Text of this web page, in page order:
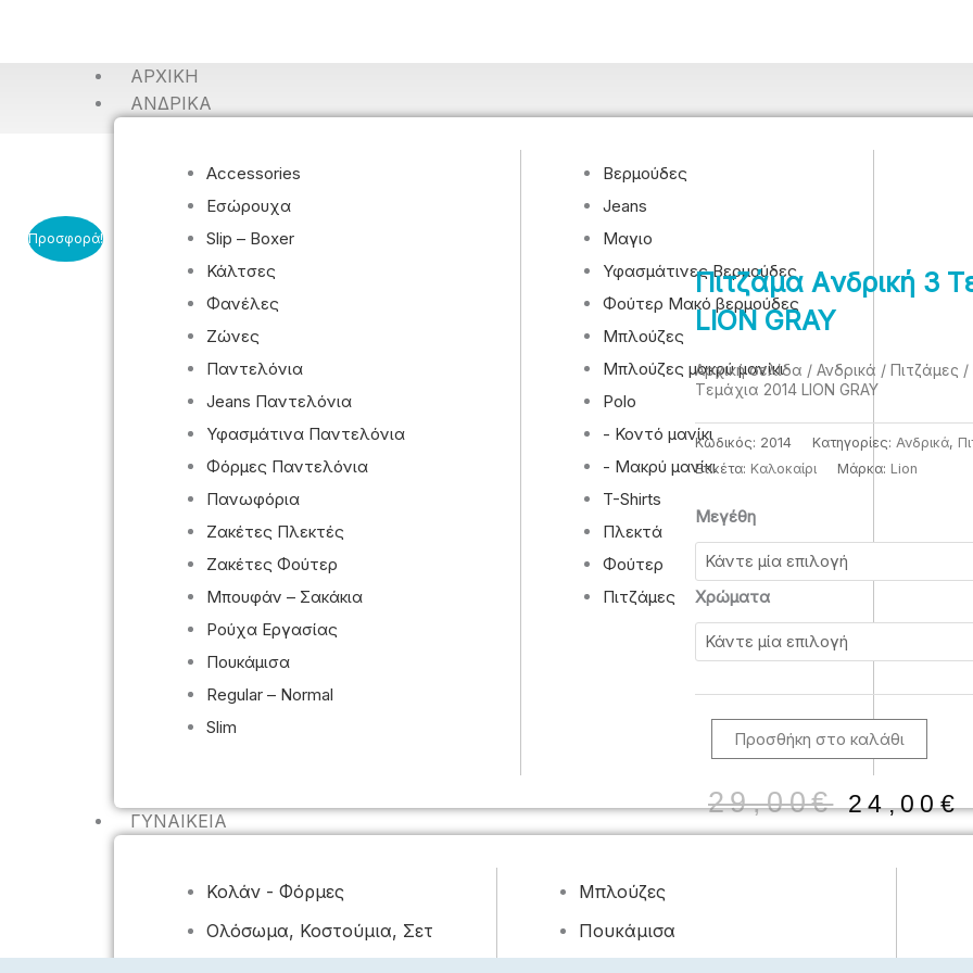
ΑΡΧΙΚΉ
ΑΝΔΡΙΚΆ
Accessories
Εσώρουχα
Slip – Boxer
Κάλτσες
Φανέλες
Ζώνες
Παντελόνια
Jeans Παντελόνια
Υφασμάτινα Παντελόνια
Φόρμες Παντελόνια
Πανωφόρια
Ζακέτες Πλεκτές
Ζακέτες Φούτερ
Μπουφάν – Σακάκια
Ρούχα Εργασίας
Πουκάμισα
Regular – Normal
Slim
Βερμούδες
Jeans
Μαγιο
Υφασμάτινες Βερμούδες
Φούτερ Μακό βερμούδες
Μπλούζες
Μπλούζες μακρύ μανίκι
Polo
- Κοντό μανίκι
- Μακρύ μανίκι
T-Shirts
Πλεκτά
Φούτερ
Πιτζάμες
ΓΥΝΑΙΚΕΊΑ
Κολάν - Φόρμες
Ολόσωμα, Κοστούμια, Σετ
Μπλούζες
Πουκάμισα
Προσφορά!
Πιτζάμα Aνδρική 3
LION GRAY
Αρχική σελίδα / Ανδρικά / Πιτζάμες /
Tεμάχια 2014 LION GRAY
Κωδικός: 2014 Κατηγορίες: Ανδρικά,
Ετικέτα: Καλοκαίρι Μάρκα: Lion
Μεγέθη
Χρώματα
Πιτζάμα
Aνδρική
Tεμάχια
LION
ποσότητα
Προσθήκη στο καλάθι
29,00€
price
24,00€